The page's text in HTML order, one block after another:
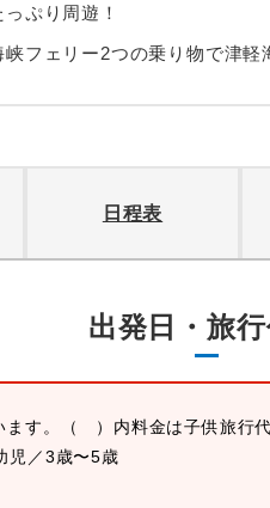
ぷり周遊！
フェリー2つの乗り物で津軽
日程表
出発日・旅
す。
（ ）内料金は子供旅行代
児／3歳〜5歳